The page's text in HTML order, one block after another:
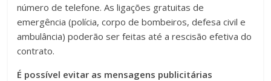
número de telefone. As ligações gratuitas de
emergência (polícia, corpo de bombeiros, defesa civil e
ambulância) poderão ser feitas até a rescisão efetiva do
contrato.
É possível evitar as mensagens publicitárias